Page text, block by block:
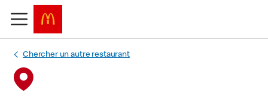
Chercher un autre restaurant